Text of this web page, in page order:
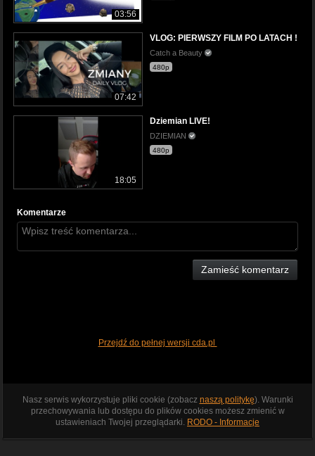
03:56
07:42
VLOG: PIERWSZY FILM PO LATACH !
Catch a Beauty
480p
18:05
Dziemian LIVE!
DZIEMIAN
480p
Komentarze
Zamieść komentarz
Przejdź do pełnej wersji cda.pl
Nasz serwis wykorzystuje pliki cookie (zobacz naszą politykę). Warunki
przechowywania lub dostępu do plików cookies możesz zmienić w
ustawieniach Twojej przeglądarki. RODO - Informacje